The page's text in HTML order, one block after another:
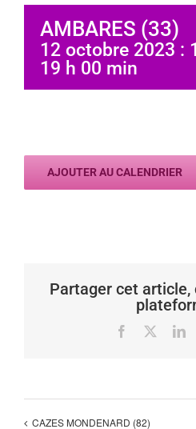
AMBARES (33)
12 octobre 2023 :
19 h 00 min
AJOUTER AU CALENDRIER
Partager cet article,
Facebook
CAZES MONDENARD (82)